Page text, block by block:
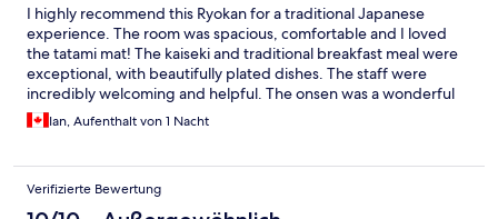
I highly recommend this Ryokan for a traditional Japanese
experience. The room was spacious, comfortable and I loved
the tatami mat! The kaiseki and traditional breakfast meal were
exceptional, with beautifully plated dishes. The staff were
incredibly welcoming and helpful. The onsen was a wonderful
place to unwind, with three options available - be sure to book
in advance to secure a private timeslot. The nearby antique
Overall, I had a fantastic and relaxing stay at this Ryokan, which
provided a peaceful escape from the hustle and bustle of the
city.
Ian, Aufenthalt von 1 Nacht
Verifizierte Bewertung